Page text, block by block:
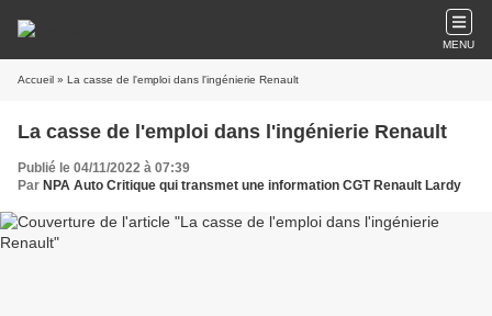
MENU
Accueil » La casse de l'emploi dans l'ingénierie Renault
La casse de l'emploi dans l'ingénierie Renault
Publié le 04/11/2022 à 07:39
Par NPA Auto Critique qui transmet une information CGT Renault Lardy